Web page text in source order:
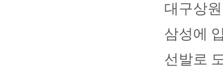
대구상
삼성에
선발로